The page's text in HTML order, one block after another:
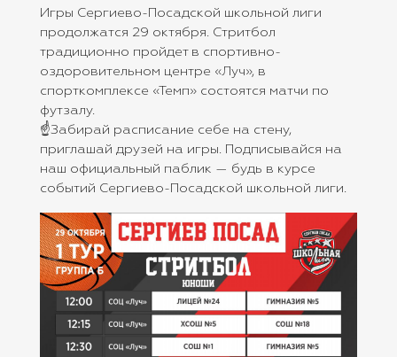
Игры Сергиево-Посадской школьной лиги
продолжатся 29 октября. Стритбол
традиционно пройдет в спортивно-
оздоровительном центре «Луч», в
спорткомплексе «Темп» состоятся матчи по
футзалу.
☝️Забирай расписание себе на стену,
приглашай друзей на игры. Подписывайся на
наш официальный паблик — будь в курсе
событий Сергиево-Посадской школьной лиги.